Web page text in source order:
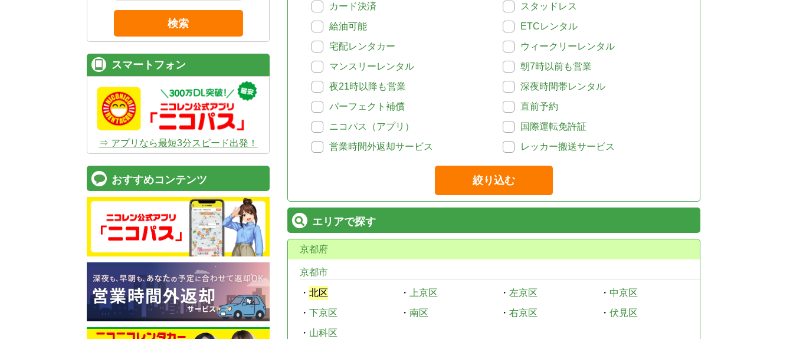
カード決済
スタッドレス
給油可能
ETCレンタル
宅配レンタカー
ウィークリーレンタル
マンスリーレンタル
朝7時以前も営業
夜21時以降も営業
深夜時間帯レンタル
パーフェクト補償
直前予約
ニコパス（アプリ）
国際運転免許証
営業時間外返却サービス
レッカー搬送サービス
絞り込む
エリアで探す
京都府
京都市
・ 北区 ・ 上京区 ・ 左京区 ・ 中京区
・ 下京区 ・ 南区 ・ 右京区 ・ 伏見区
・ 山科区
検索
スマートフォン
⇒ アプリなら最短3分スピード出発！
おすすめコンテンツ